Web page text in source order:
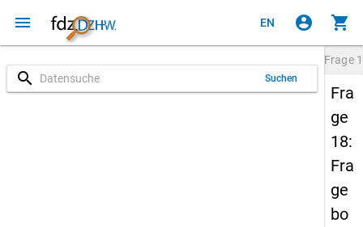
menu EN account_circle shopping_cart
search Suchen
Frage
Fra
ge
18:
Fra
ge
bo